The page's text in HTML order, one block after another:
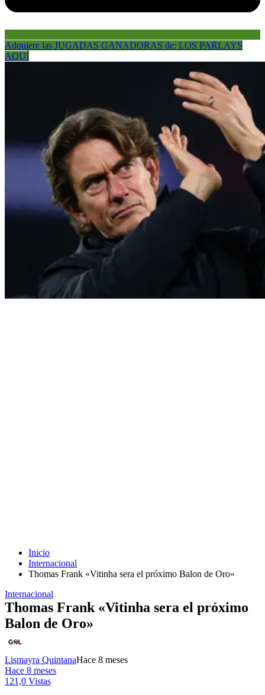
Adquiere las JUGADAS GANADORAS de: LOS PARLAYS
AQUÍ
Inicio
Internacional
Thomas Frank «Vitinha sera el próximo Balon de Oro»
Internacional
Thomas Frank «Vitinha sera el próximo
Balon de Oro»
Lismayra QuintanaHace 8 meses
Hace 8 meses
121,0 Vistas